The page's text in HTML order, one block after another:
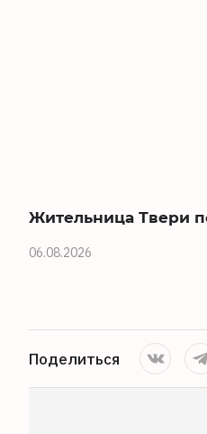
Жительница Твери
06.08.2026
Поделиться